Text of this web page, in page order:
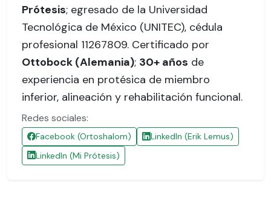
Prótesis; egresado de la Universidad
Tecnológica de México (UNITEC), cédula
profesional 11267809. Certificado por
Ottobock (Alemania); 30+ años de
experiencia en protésica de miembro
inferior, alineación y rehabilitación funcional.
Redes sociales:
Facebook (Ortoshalom)
LinkedIn (Erik Lemus)
LinkedIn (Mi Prótesis)